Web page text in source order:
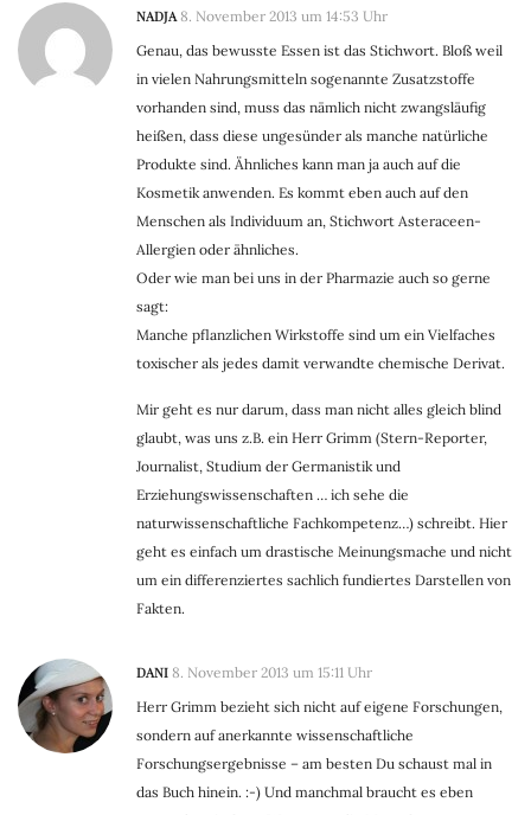
NADJA 8. November 2013 um 14:53 Uhr
Genau, das bewusste Essen ist das Stichwort. Bloß weil
in vielen Nahrungsmitteln sogenannte Zusatzstoffe
vorhanden sind, muss das nämlich nicht zwangsläufig
heißen, dass diese ungesünder als manche natürliche
Produkte sind. Ähnliches kann man ja auch auf die
Kosmetik anwenden. Es kommt eben auch auf den
Menschen als Individuum an, Stichwort Asteraceen-
Allergien oder ähnliches.
Oder wie man bei uns in der Pharmazie auch so gerne
sagt:
Manche pflanzlichen Wirkstoffe sind um ein Vielfaches
toxischer als jedes damit verwandte chemische Derivat.
Mir geht es nur darum, dass man nicht alles gleich blind
glaubt, was uns z.B. ein Herr Grimm (Stern-Reporter,
Journalist, Studium der Germanistik und
Erziehungswissenschaften … ich sehe die
naturwissenschaftliche Fachkompetenz…) schreibt. Hier
geht es einfach um drastische Meinungsmache und nicht
um ein differenziertes sachlich fundiertes Darstellen von
Fakten.
DANI 8. November 2013 um 15:11 Uhr
Herr Grimm bezieht sich nicht auf eigene Forschungen,
sondern auf anerkannte wissenschaftliche
Forschungsergebnisse – am besten Du schaust mal in
das Buch hinein. :-) Und manchmal braucht es eben